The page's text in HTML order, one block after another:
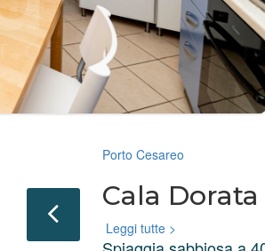
Porto Cesareo
Cala
Leggi tutte >